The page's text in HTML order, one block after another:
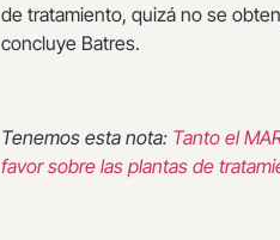
de tratamiento, quizá no se
concluye Batres.
Tenemos esta nota: Tanto el
favor sobre las plantas de